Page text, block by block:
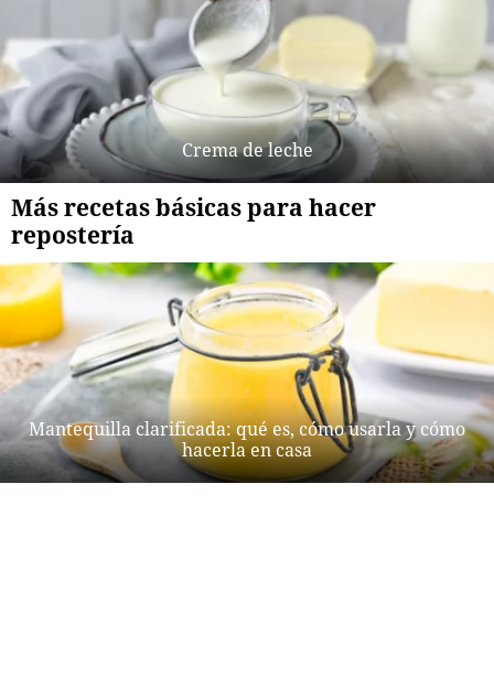
Crema de leche
Más recetas básicas para hacer
repostería
Mantequilla clarificada: qué es, cómo usarla y cómo
hacerla en casa